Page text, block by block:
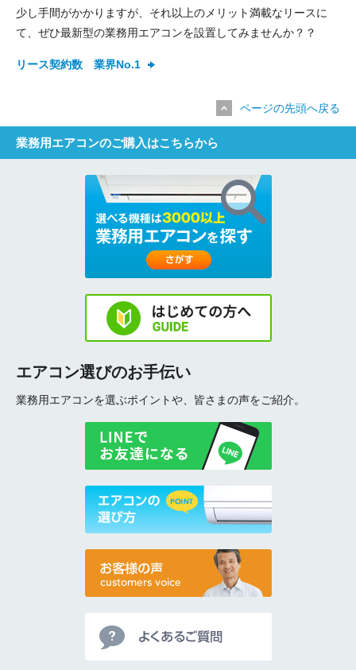
少し手間がかかりますが、それ以上のメリット満載なリースに
て、ぜひ最新型の業務用エアコンを設置してみませんか？？
リース契約数 業界No.1
ページの先頭へ戻る
業務用エアコンのご購入はこちらから
エアコン選びのお手伝い
業務用エアコンを選ぶポイントや、皆さまの声をご紹介。
送信する